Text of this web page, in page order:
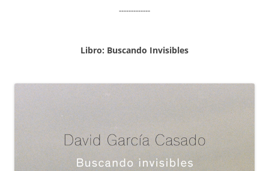
-------------
Libro: Buscando Invisibles